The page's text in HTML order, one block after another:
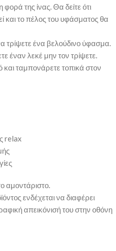
της ίνας. Θα δείτε ότι
το πέλος του υφάσματος θα
τρίψετε ένα βελούδινο ύφασμα.
έναν λεκέ μην τον τρίψετε.
ταμπονάρετε τοπικά στον
relax
αμοντάριστο.
ενδέχεται να διαφέρει
απεικόνισή του στην οθόνη